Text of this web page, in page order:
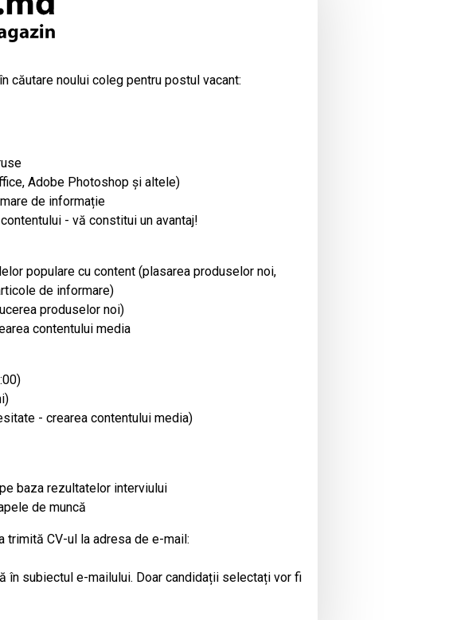
căutare noului coleg pentru postul vacant:
Adobe Photoshop și altele)
de informație
- vă constitui un avantaj!
populare cu content (plasarea produselor noi,
de informare)
produselor noi)
contentului media
- crearea contentului media)
baza rezultatelor interviului
de muncă
trimită CV-ul la adresa de e-mail:
în subiectul e-mailului. Doar candidații selectați vor fi